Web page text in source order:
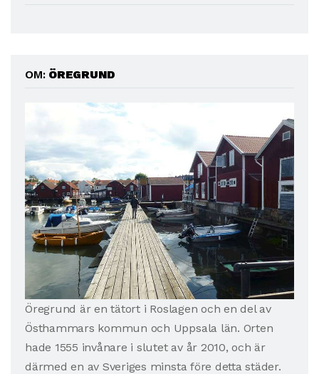
OM: ÖREGRUND
Öregrund är en tätort i Roslagen och en del av
Östhammars kommun och Uppsala län. Orten
hade 1555 invånare i slutet av år 2010, och är
därmed en av Sveriges minsta före detta städer.